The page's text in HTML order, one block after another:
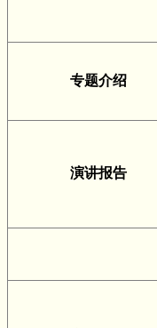
专题介绍
演讲报告